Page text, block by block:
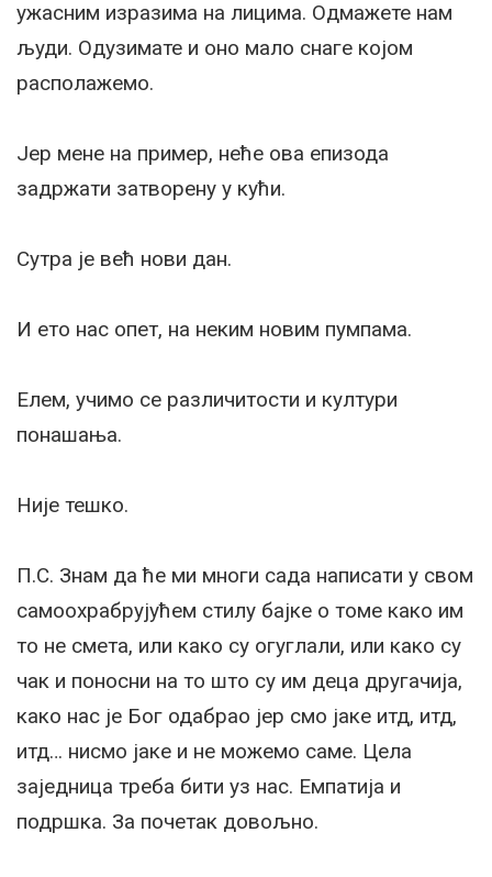
ужасним изразима на лицима. Одмажете нам
људи. Одузимате и оно мало снаге којом
располажемо.
Јер мене на пример, неће ова епизода
задржати затворену у кући.
Сутра је већ нови дан.
И ето нас опет, на неким новим пумпама.
Елем, учимо се различитости и култури
понашања.
Није тешко.
П.С. Знам да ће ми многи сада написати у свом
самоохрабрујућем стилу бајке о томе како им
то не смета, или како су огуглали, или како су
чак и поносни на то што су им деца другачија,
како нас је Бог одабрао јер смо јаке итд, итд,
итд… нисмо јаке и не можемо саме. Цела
заједница треба бити уз нас. Емпатија и
подршка. За почетак довољно.